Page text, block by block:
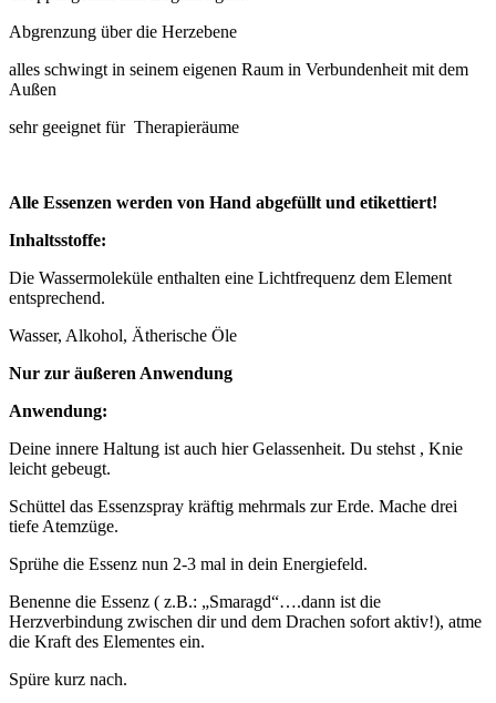
Abgrenzung über die Herzebene
alles schwingt in seinem eigenen Raum in Verbundenheit mit dem
Außen
sehr geeignet für Therapieräume
Alle Essenzen werden von Hand abgefüllt und etikettiert!
Inhaltsstoffe:
Die Wassermoleküle enthalten eine Lichtfrequenz dem Element
entsprechend.
Wasser, Alkohol, Ätherische Öle
Nur zur äußeren Anwendung
Anwendung:
Deine innere Haltung ist auch hier Gelassenheit. Du stehst , Knie
leicht gebeugt.
Schüttel das Essenzspray kräftig mehrmals zur Erde. Mache drei
tiefe Atemzüge.
Sprühe die Essenz nun 2-3 mal in dein Energiefeld.
Benenne die Essenz ( z.B.: „Smaragd“….dann ist die
Herzverbindung zwischen dir und dem Drachen sofort aktiv!), atme
die Kraft des Elementes ein.
Spüre kurz nach.